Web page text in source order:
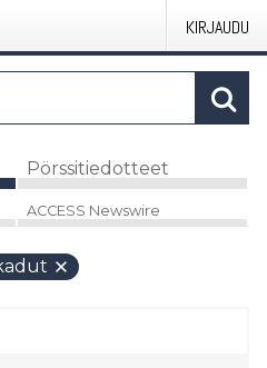
KIRJAUDU
Pörssitiedotteet
ACCESS Newswire